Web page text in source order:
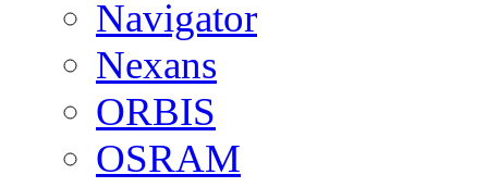
Navigator
Nexans
ORBIS
OSRAM